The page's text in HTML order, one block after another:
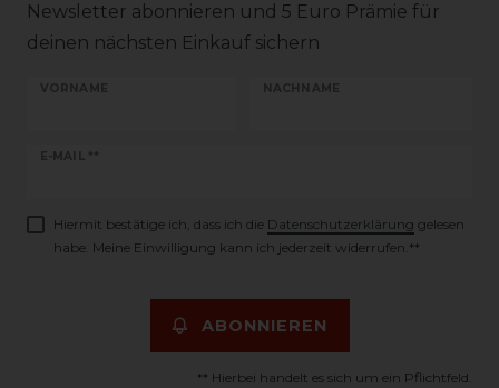
Newsletter abonnieren und 5 Euro Prämie für
deinen nächsten Einkauf sichern
VORNAME NACHNAME
E-MAIL **
Newsletter
Hiermit bestätige ich, dass ich die Daten­schutz­erklärung gelesen
habe. Meine Einwilligung kann ich jederzeit widerrufen.**
ABONNIEREN
** Hierbei handelt es sich um ein Pflichtfeld.